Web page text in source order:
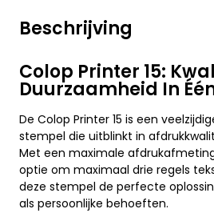
Beschrijving
Colop Printer 15:
Duurzaamheid In
De Colop Printer 15 is een
stempel die uitblinkt in
Met een maximale
optie om maximaal drie regels
deze stempel de perfecte
als persoonlijke behoeften.